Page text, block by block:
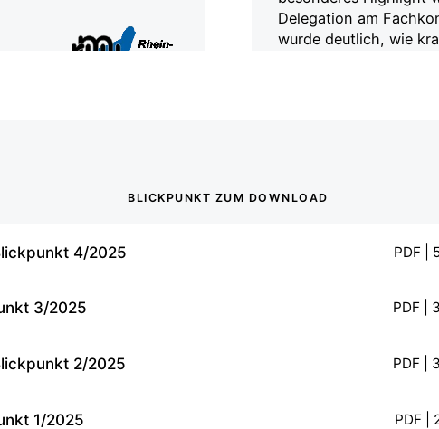
Delegation am
wurde deutlich, wie
BLICKPUNKT ZUM DOWNLOAD
4/2025 PDF |
3/2025 PDF |
2/2025 PDF |
1/2025 PDF |